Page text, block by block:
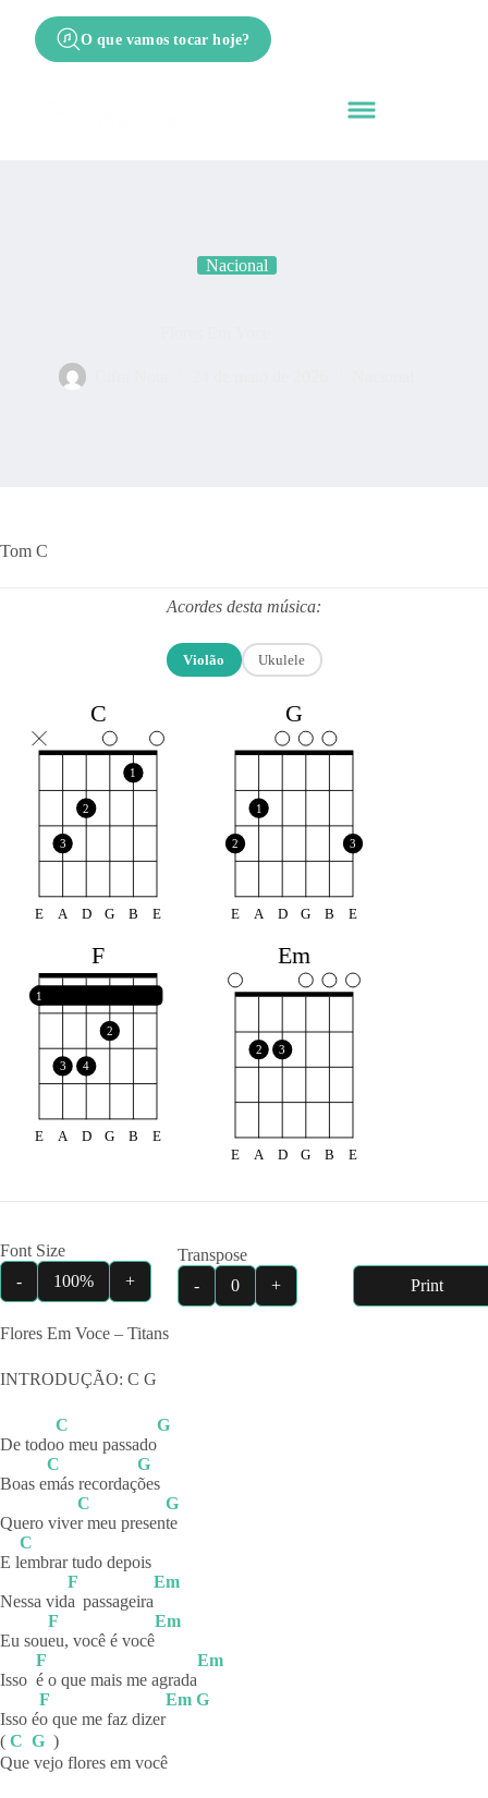
O que vamos tocar hoje?
Nacional
Tom C
Acordes desta música:
Violão Ukulele
C
3
2
1
E A D G B E
G
2
1
3
E A D G B E
F
1
3 4
2
E A D G B E
Em
2 3
E A D G B E
Font Size
-
100% +
Transpose
-
0 + Print
Flores Em Voce – Titans
INTRODUÇÃO: C G
De todo
C
o meu passado
G
Boas e
C
más recordaç
G
ões
Quero vive
C
r meu presen
G
te
E l
C
embrar tudo depois
Nessa vid
F
a passageira
Em
Eu sou
F
eu, você é você
Em
Isso
F
é o que mais me agrada
Em
Isso é
F
o que me faz dizer
Em G
( C G )
Que vejo flores em você